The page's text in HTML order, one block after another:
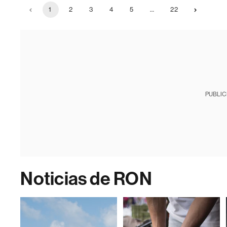
1 2 3 4 5 … 22
Noticias de RON